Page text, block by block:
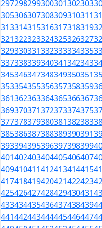
297298299300301302303
305306307308309310311
313314315316317318319
321322323324325326327
329330331332333334335
337338339340341342343
345346347348349350351
353354355356357358359
361362363364365366367
369370371372373374375
377378379380381382383
385386387388389390391
393394395396397398399
401402403404405406407
409410411412413414415
417418419420421422423
425426427428429430431
433434435436437438439
441442443444445446447